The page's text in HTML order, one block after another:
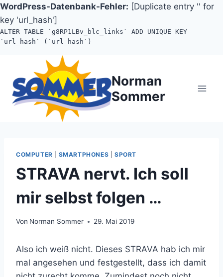
WordPress-Datenbank-Fehler: [Duplicate entry '' for
key 'url_hash']
ALTER TABLE `g8RP1LBv_blc_links` ADD UNIQUE KEY
`url_hash` (`url_hash`)
springen
Norman
Sommer
COMPUTER SMARTPHONES SPORT
STRAVA nervt. Ich soll
mir selbst folgen …
Von Norman Sommer 29. Mai 2019
Also ich weiß nicht. Dieses STRAVA hab ich mir
mal angesehen und festgestellt, dass ich damit